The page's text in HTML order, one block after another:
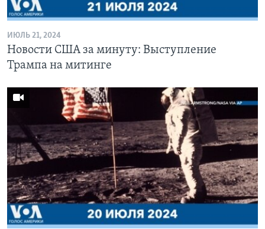
ИЮЛЬ 21, 2024
Новости США за минуту: Выступление
Трампа на митинге